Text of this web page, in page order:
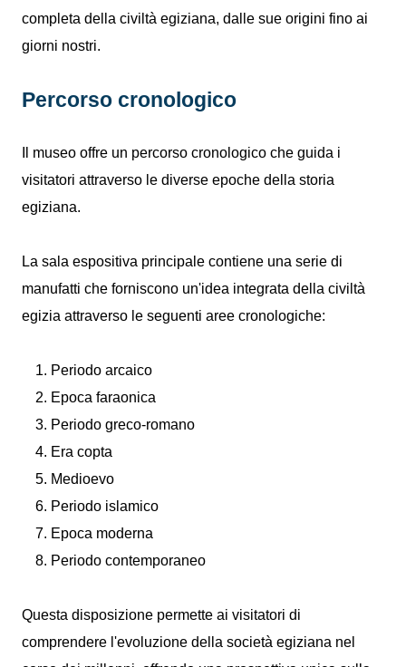
completa della civiltà egiziana, dalle sue origini fino ai
giorni nostri.
Percorso cronologico
Il museo offre un percorso cronologico che guida i
visitatori attraverso le diverse epoche della storia
egiziana.
La sala espositiva principale contiene una serie di
manufatti che forniscono un'idea integrata della civiltà
egizia attraverso le seguenti aree cronologiche:
Periodo arcaico
Epoca faraonica
Periodo greco-romano
Era copta
Medioevo
Periodo islamico
Epoca moderna
Periodo contemporaneo
Questa disposizione permette ai visitatori di
comprendere l'evoluzione della società egiziana nel